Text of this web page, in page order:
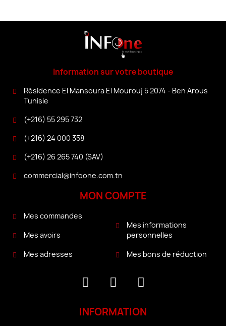
Information sur votre boutique
Résidence El Mansoura El Mourouj 5 2074 - Ben Arous
Tunisie
(+216) 55 295 732
(+216) 24 000 358
(+216) 26 265 740 (SAV)
commercial@infoone.com.tn
MON COMPTE
Mes commandes
Mes avoirs
Mes adresses
Mes informations
personnelles
Mes bons de réduction
INFORMATION